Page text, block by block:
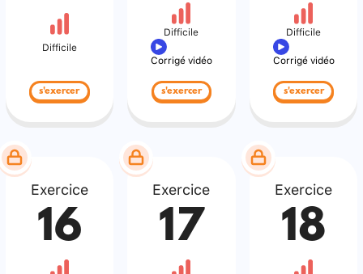
Difficile
s'exercer
Difficile
Corrigé vidéo
s'exercer
Difficile
Corrigé vidéo
s'exercer
Exercice
16
Exercice
17
Exercice
18